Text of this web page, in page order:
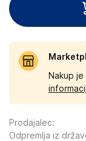
Nakup
informacij
Prodajalec:
Odpremlja iz